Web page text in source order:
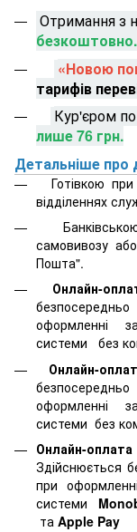
Отримання з
безкоштовно.
«Новою
тарифів
Кур'єром
лише 76 грн.
Детальніше про
Готівкою
відділеннях
самовивозу
Пошта".
Онлайн-
оформленні
системи
без
Онлайн-
оформленні
системи без
Онлайн-
Здійснюється
при
системи
та Apple Pay